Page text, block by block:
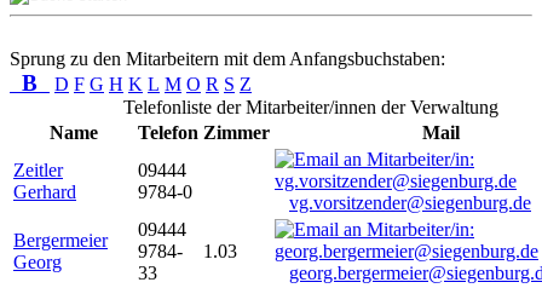
Sprung zu den Mitarbeitern mit dem Anfangsbuchstaben:
B D F G H K L M O R S Z
Telefonliste der Mitarbeiter/innen der Verwaltung
Name
Telefon Zimmer
Mail
Zeitler
Gerhard
09444
9784-0
vg.vorsitzender@siegenburg.de
Bergermeier
Georg
09444
9784-
33
1.03